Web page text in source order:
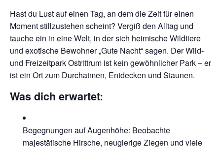
Hast du Lust auf einen Tag, an dem die Zeit für einen
Moment stillzustehen scheint? Vergiß den Alltag und
tauche ein in eine Welt, in der sich heimische Wildtiere
und exotische Bewohner „Gute Nacht“ sagen. Der Wild-
und Freizeitpark Ostrittrum ist kein gewöhnlicher Park – er
ist ein Ort zum Durchatmen, Entdecken und Staunen.
Was dich erwartet:
Begegnungen auf Augenhöhe: Beobachte
majestätische Hirsche, neugierige Ziegen und viele